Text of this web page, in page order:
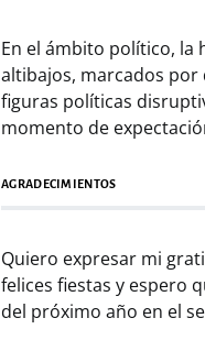
En el ámbito político, la
altibajos, marcados por
figuras políticas
momento de
AGRADECIMIENTOS
Quiero expresar mi
felices fiestas y espero
del próximo año en el